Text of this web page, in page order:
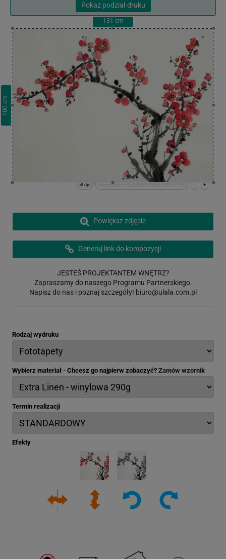
Pokaż podział druku
131 cm
100
cm
+
-
x:0cm y:0cm | (0,0) (3000,2290) (3000,2290)
58 dpi
Powiększ zdjęcie
Generuj link do kompozycji
JESTEŚ PROJEKTANTEM WNĘTRZ?
Zapraszamy do naszego Programu Partnerskiego.
Napisz do nas i poznaj szczegóły! biuro@ulala.com.pl
Rodzaj wydruku
Wybierz materiał - Chcesz go najpierw zobaczyć? Zamów wzornik
Termin realizacji
Efekty